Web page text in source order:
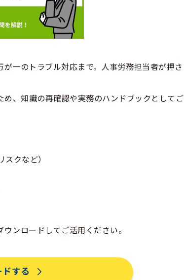
一のトラブル対応まで。人事労務担当者が押さ
、知識の再確認や実務のハンドブックとしてご
クなど）
ウンロードしてご活用ください。
する